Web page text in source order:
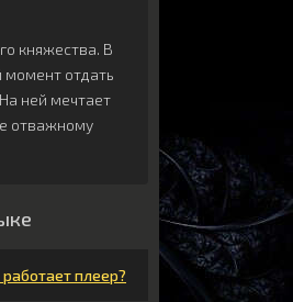
княжества. В
отдать
ней мечтает
отважному
плеер?